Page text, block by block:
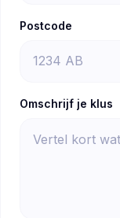
Postcode
Omschrijf je klus